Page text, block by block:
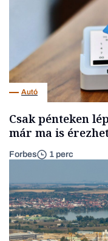
Autó
Csak pénteken
már ma is
Forbes 1 perc